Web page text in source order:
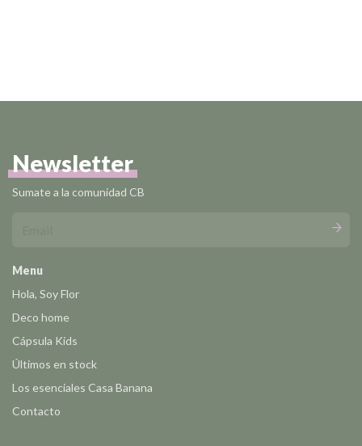
Newsletter
Sumate a la comunidad CB
Menu
Hola, Soy Flor
Deco home
Cápsula Kids
Últimos en stock
Los esenciales Casa Banana
Contacto